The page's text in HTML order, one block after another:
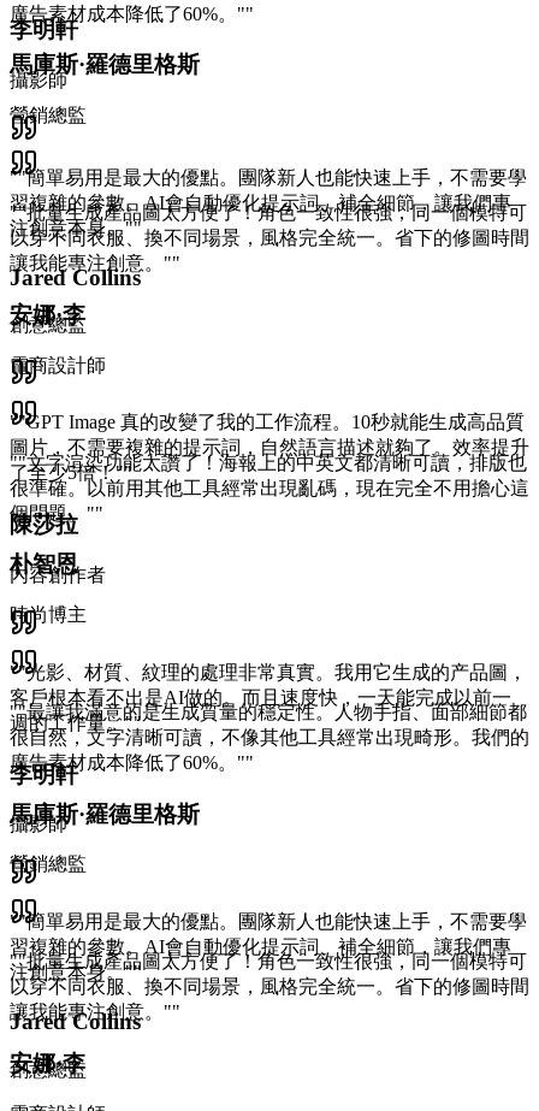
李明軒
攝影師
""簡單易用是最大的優點。團隊新人也能快速上手，不需要學
習複雜的參數。AI會自動優化提示詞、補全細節，讓我們專
注創意本身。""
Jared Collins
創意總監
""GPT Image 真的改變了我的工作流程。10秒就能生成高品質
圖片，不需要複雜的提示詞，自然語言描述就夠了。效率提升
了至少5倍！""
陳莎拉
內容創作者
""光影、材質、紋理的處理非常真實。我用它生成的产品圖，
客戶根本看不出是AI做的。而且速度快，一天能完成以前一
週的工作量。""
李明軒
攝影師
""簡單易用是最大的優點。團隊新人也能快速上手，不需要學
習複雜的參數。AI會自動優化提示詞、補全細節，讓我們專
注創意本身。""
Jared Collins
創意總監
廣告素材成本降低了60%。""
馬庫斯·羅德里格斯
營銷總監
""批量生成產品圖太方便了！角色一致性很強，同一個模特可
以穿不同衣服、換不同場景，風格完全統一。省下的修圖時間
讓我能專注創意。""
安娜·李
電商設計師
""文字渲染功能太讚了！海報上的中英文都清晰可讀，排版也
很準確。以前用其他工具經常出現亂碼，現在完全不用擔心這
個問題。""
朴智恩
時尚博主
""最讓我滿意的是生成質量的穩定性。人物手指、面部細節都
很自然，文字清晰可讀，不像其他工具經常出現畸形。我們的
廣告素材成本降低了60%。""
馬庫斯·羅德里格斯
營銷總監
""批量生成產品圖太方便了！角色一致性很強，同一個模特可
以穿不同衣服、換不同場景，風格完全統一。省下的修圖時間
讓我能專注創意。""
安娜·李